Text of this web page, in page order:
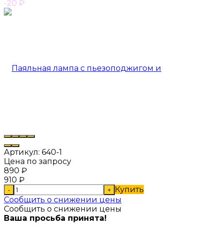
-20 ₽
Артикул: 640-1
Цена по запросу
890 ₽
910 ₽
- + Купить
Сообщить о снижении цены
Сообщить о снижении цены
Ваша просьба принята!